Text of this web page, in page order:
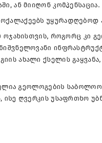
ან მიიღონ კომპენსაცია.
უყურადღებოდ
როგორც კი
ახალი ქსელის გაყვანა,
გეოლოგების საბოლოო
ღვერკის უსაფრთხო